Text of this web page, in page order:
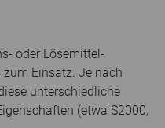
oder Lösemittel-
Einsatz. Je nach
unterschiedliche
(etwa S2000,